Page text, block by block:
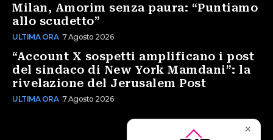
Milan, Amorim senza paura: “Puntiamo
allo scudetto”
ULTIMA ORA 7 Agosto 2026
“Account X sospetti amplificano i post
del sindaco di New York Mamdani”: la
rivelazione del Jerusalem Post
ULTIMA ORA 7 Agosto 2026
✕